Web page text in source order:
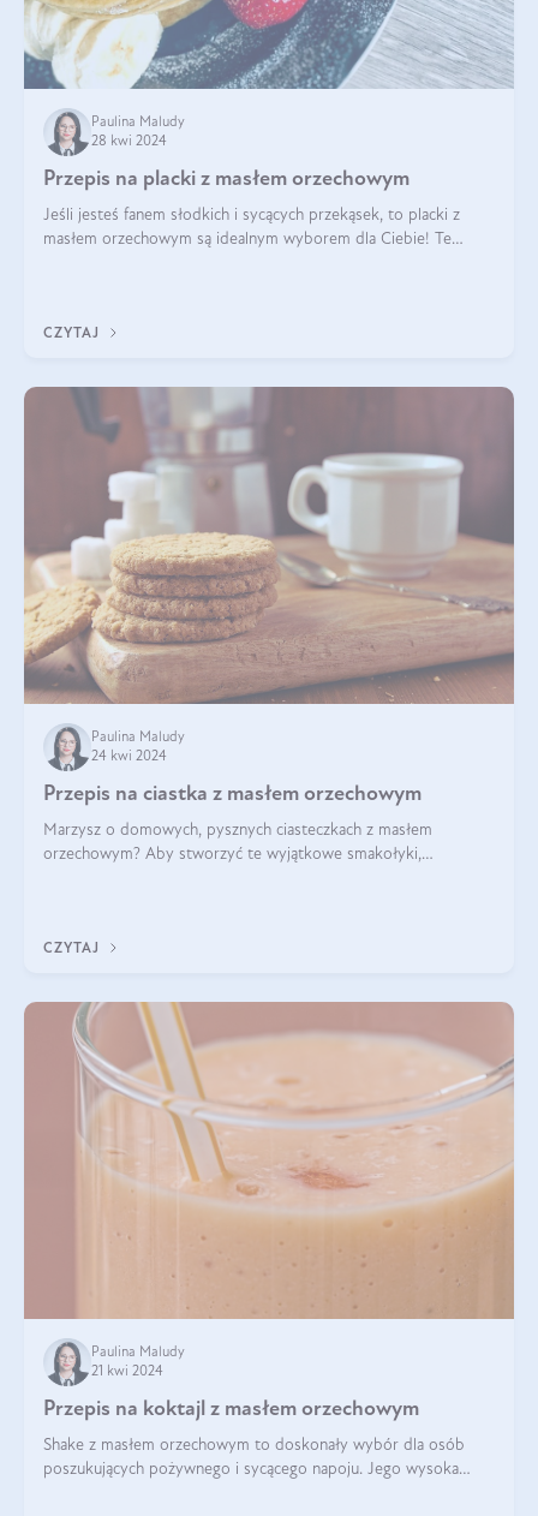
Paulina Maludy
28 kwi 2024
Przepis na placki z masłem orzechowym
Jeśli jesteś fanem słodkich i sycących przekąsek, to placki z
masłem orzechowym są idealnym wyborem dla Ciebie! Te
CZYTAJ
Paulina Maludy
24 kwi 2024
Przepis na ciastka z masłem orzechowym
Marzysz o domowych, pysznych ciasteczkach z masłem
orzechowym? Aby stworzyć te wyjątkowe smakołyki,
CZYTAJ
Paulina Maludy
21 kwi 2024
Przepis na koktajl z masłem orzechowym
Shake z masłem orzechowym to doskonały wybór dla osób
poszukujących pożywnego i sycącego napoju. Jego wysoka